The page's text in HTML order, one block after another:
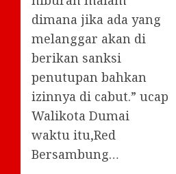
dimana jika ada yang
melanggar akan di
berikan sanksi
penutupan bahkan
izinnya di cabut.” ucap
Walikota Dumai
waktu itu,Red
Bersambung…